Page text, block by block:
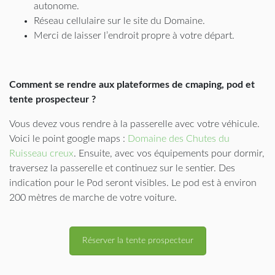
autonome.
Réseau cellulaire sur le site du Domaine.
Merci de laisser l’endroit propre à votre départ.
Comment se rendre aux plateformes de cmaping, pod et
tente prospecteur ?
Vous devez vous rendre à la passerelle avec votre véhicule.
Voici le point google maps : Domaine des Chutes du
Ruisseau creux. Ensuite, avec vos équipements pour dormir,
traversez la passerelle et continuez sur le sentier. Des
indication pour le Pod seront visibles. Le pod est à environ
200 mètres de marche de votre voiture.
Réserver la tente prospecteur